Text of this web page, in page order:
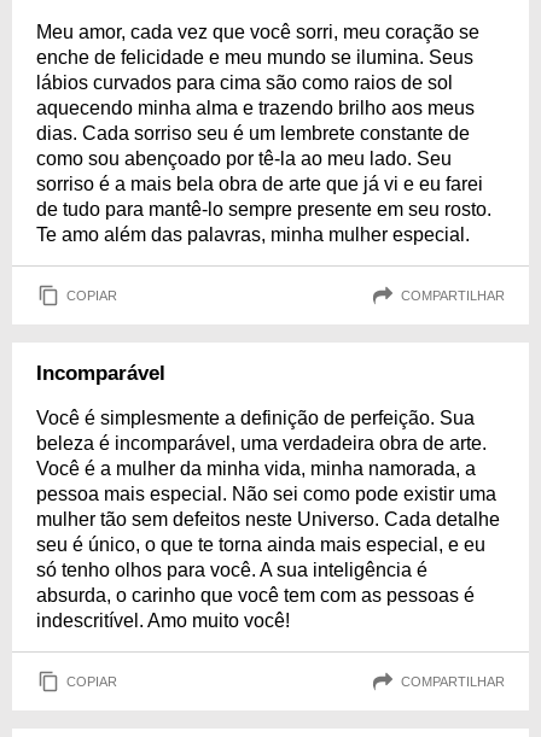
Meu amor, cada vez que você sorri, meu coração se
enche de felicidade e meu mundo se ilumina. Seus
lábios curvados para cima são como raios de sol
aquecendo minha alma e trazendo brilho aos meus
dias. Cada sorriso seu é um lembrete constante de
como sou abençoado por tê-la ao meu lado. Seu
sorriso é a mais bela obra de arte que já vi e eu farei
de tudo para mantê-lo sempre presente em seu rosto.
Te amo além das palavras, minha mulher especial.
COPIAR COMPARTILHAR
Incomparável
Você é simplesmente a definição de perfeição. Sua
beleza é incomparável, uma verdadeira obra de arte.
Você é a mulher da minha vida, minha namorada, a
pessoa mais especial. Não sei como pode existir uma
mulher tão sem defeitos neste Universo. Cada detalhe
seu é único, o que te torna ainda mais especial, e eu
só tenho olhos para você. A sua inteligência é
absurda, o carinho que você tem com as pessoas é
indescritível. Amo muito você!
COPIAR COMPARTILHAR